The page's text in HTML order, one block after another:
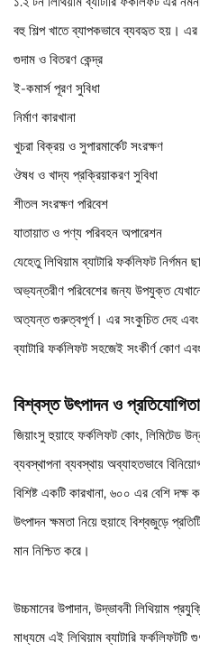
বহু শিল্প খাতে ব্যাপকভাবে ব্যবহৃত হয়।
গুদাম ও বিতরণ কেন্দ্র
ই-কমার্স পূরণ সুবিধা
নির্মাণ কারখানা
খুচরা বিক্রয় ও সুপারমার্কেট সংরক্ষণ
ঔষধ ও খাদ্য প্রক্রিয়াকরণ সুবিধা
শীতল সংরক্ষণ পরিবেশ
যাতায়াত ও পণ্য পরিবহন অপারেশন
যেহেতু লিথিয়াম ব্যাটারি ফর্কলিফট
অভ্যন্তরীণ পরিবেশের জন্য উপযুক্ত
অত্যন্ত গুরুত্বপূর্ণ। এর সংকুচিত দেহ এবং
ব্যাটারি ফর্কলিফট সহজেই সংকীর্ণ কোণ
বিশ্বস্ত উৎপাদন ও
জিয়াংসু হুয়াহে ফর্কলিফট কোং, লিমিটেড
ব্যবস্থাপনা ব্যবস্থায় অব্যাহতভাবে
বিশিষ্ট একটি কারখানা, ৬০০ এর বেশি দক্ষ
উৎপাদন ক্ষমতা নিয়ে হুয়াহে বিশ্বজুড়ে
মান নিশ্চিত করে।
উচ্চমানের উপাদান, উদ্ভাবনী লিথিয়াম
মাধ্যমে এই লিথিয়াম ব্যাটারি ফর্কলিফটটি